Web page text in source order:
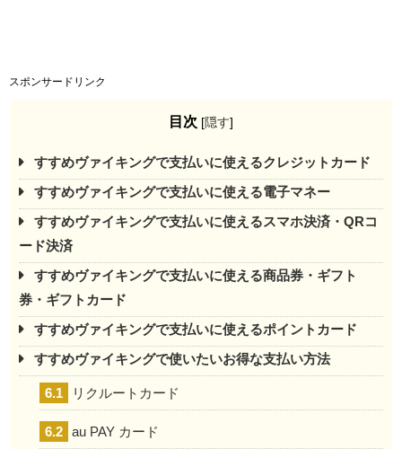
スポンサードリンク
目次 [隠す]
すすめヴァイキングで支払いに使えるクレジットカード
すすめヴァイキングで支払いに使える電子マネー
すすめヴァイキングで支払いに使えるスマホ決済・QRコ
ード決済
すすめヴァイキングで支払いに使える商品券・ギフト
券・ギフトカード
すすめヴァイキングで支払いに使えるポイントカード
すすめヴァイキングで使いたいお得な支払い方法
6.1 リクルートカード
6.2 au PAY カード